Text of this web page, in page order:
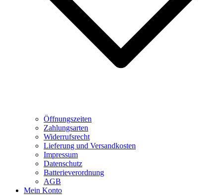
Öffnungszeiten
Zahlungsarten
Widerrufsrecht
Lieferung und Versandkosten
Impressum
Datenschutz
Batterieverordnung
AGB
Mein Konto